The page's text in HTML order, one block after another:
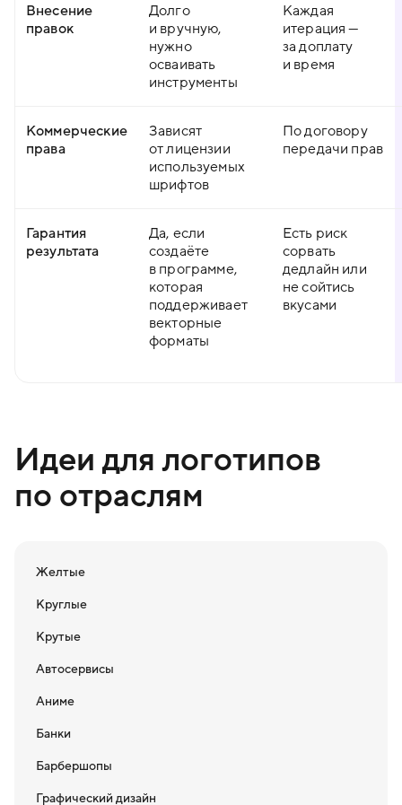
Внесение
правок
Долго
и вручную,
нужно
осваивать
инструменты
Каждая
итерация —
за доплату
и время
Коммерческие
права
Зависят
от лицензии
используемых
шрифтов
По договору
передачи прав
Гарантия
результата
Да, если
создаёте
в программе,
которая
поддерживает
векторные
форматы
Есть риск
сорвать
дедлайн или
не сойтись
вкусами
Идеи для логотипов
по отраслям
Желтые
Круглые
Крутые
Автосервисы
Аниме
Банки
Барбершопы
Графический дизайн